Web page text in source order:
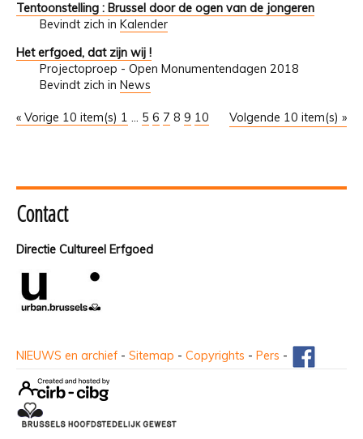
Tentoonstelling : Brussel door de ogen van de jongeren
Bevindt zich in Kalender
Het erfgoed, dat zijn wij !
Projectoproep - Open Monumentendagen 2018
Bevindt zich in News
« Vorige 10 item(s) Volgende 10 item(s) »
1 ... 5 6 7 8 9 10
Contact
Directie Cultureel Erfgoed
NIEUWS en archief - Sitemap - Copyrights - Pers -